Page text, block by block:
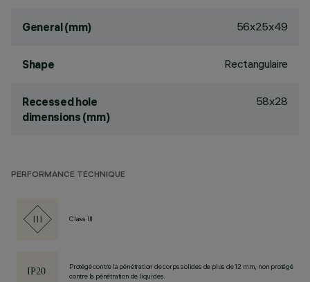
General (mm) 56x25x49
Shape Rectangulaire
Recessed hole
dimensions (mm)
58x28
PERFORMANCE TECHNIQUE
Class III
Protégé contre la pénétration de corps solides de plus de 12 mm, non protégé
contre la pénétration de liquides.